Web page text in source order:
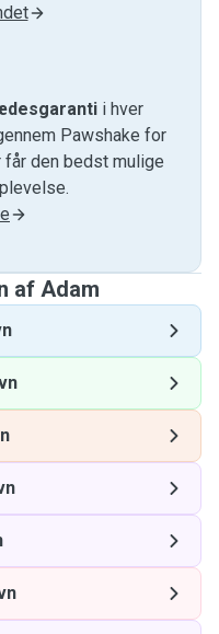
i hver
Pawshake for
den bedst mulige
af ​​Adam